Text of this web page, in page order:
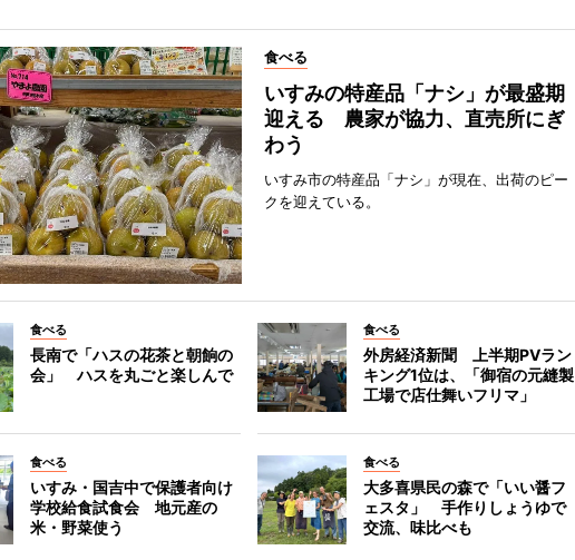
食べる
いすみの特産品「ナシ」が最盛期
迎える 農家が協力、直売所にぎ
わう
いすみ市の特産品「ナシ」が現在、出荷のピー
クを迎えている。
食べる
長南で「ハスの花茶と朝餉の
会」 ハスを丸ごと楽しんで
食べる
外房経済新聞 上半期PVラン
キング1位は、「御宿の元縫製
工場で店仕舞いフリマ」
食べる
いすみ・国吉中で保護者向け
学校給食試食会 地元産の
米・野菜使う
食べる
大多喜県民の森で「いい醤フ
ェスタ」 手作りしょうゆで
交流、味比べも